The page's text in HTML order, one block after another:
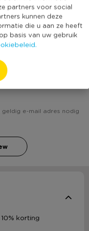
partners voor social
kunnen deze
die u aan ze heeft
basis van uw gebruik
geen score
6 ? Schrijf een
e-mail adres nodig
korting